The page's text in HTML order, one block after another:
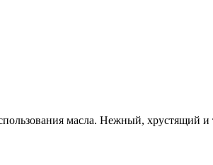
масла. Нежный, хрустящий